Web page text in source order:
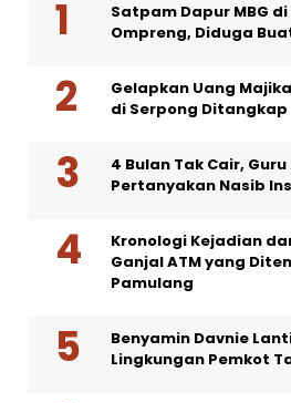
Satpam Dapur MBG
Ompreng, Diduga
Gelapkan Uang
di Serpong Ditangkap
4 Bulan Tak Cair,
Pertanyakan Nasib
Kronologi Kejadian
Ganjal ATM yang
Pamulang
Benyamin Davnie
Lingkungan Pemkot